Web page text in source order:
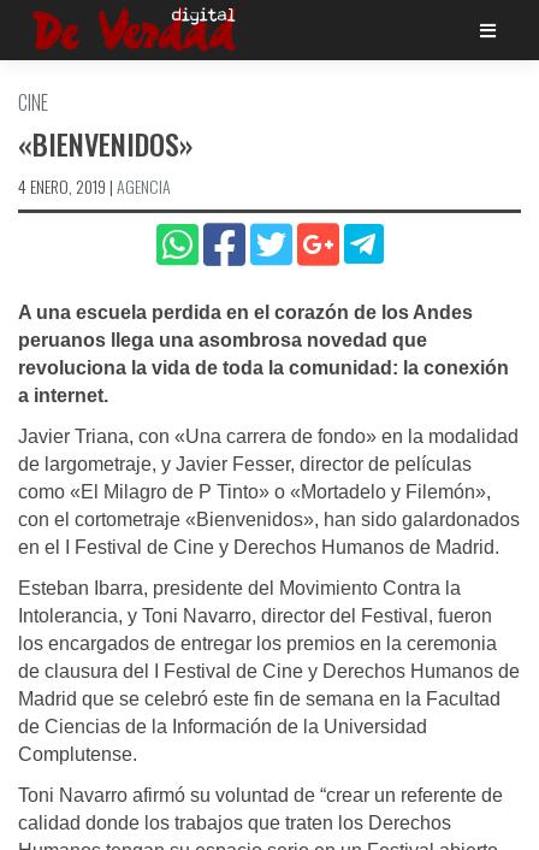
Saltar
CINE
«BIENVENIDOS»
4 ENERO, 2019 |AGENCIA
A una escuela perdida en el corazón de los Andes
peruanos llega una asombrosa novedad que
revoluciona la vida de toda la comunidad: la conexión
a internet.
Javier Triana, con «Una carrera de fondo» en la modalidad
de largometraje, y Javier Fesser, director de películas
como «El Milagro de P Tinto» o «Mortadelo y Filemón»,
con el cortometraje «Bienvenidos», han sido galardonados
en el I Festival de Cine y Derechos Humanos de Madrid.
Esteban Ibarra, presidente del Movimiento Contra la
Intolerancia, y Toni Navarro, director del Festival, fueron
los encargados de entregar los premios en la ceremonia
de clausura del I Festival de Cine y Derechos Humanos de
Madrid que se celebró este fin de semana en la Facultad
de Ciencias de la Información de la Universidad
Complutense.
Toni Navarro afirmó su voluntad de “crear un referente de
calidad donde los trabajos que traten los Derechos